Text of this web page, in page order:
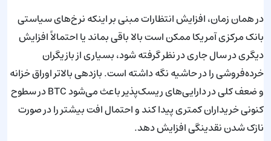
در همان زمان، افزایش انتظارات مبنی بر اینکه نرخ‌های سیاستی
بانک مرکزی آمریکا ممکن است بالا باقی بماند یا احتمالاً افزایش
دیگری در سال جاری در نظر گرفته شود، بسیاری از بازیگران
خرده‌فروشی را در حاشیه نگه داشته است. بازدهی بالاتر اوراق خزانه
و ضعف کلی در دارایی‌های ریسک‌پذیر باعث می‌شود BTC در سطوح
کنونی خریداران کمتری پیدا کند و احتمال افت بیشتر را در صورت
نازک شدن نقدینگی افزایش دهد.